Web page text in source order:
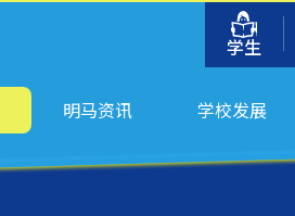
学生
明马资讯 学校发展